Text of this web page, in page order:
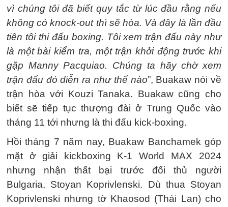
vì chúng tôi đã biết quy tắc từ lúc đầu rằng nếu
không có knock-out thì sẽ hòa. Và đây là lần đầu
tiên tôi thi đấu boxing. Tôi xem trận đấu này như
là một bài kiểm tra, một trận khởi động trước khi
gặp Manny Pacquiao. Chúng ta hãy chờ xem
trận đấu đó diễn ra như thế nào”, Buakaw nói về
trận hòa với Kouzi Tanaka. Buakaw cũng cho
biết sẽ tiếp tục thượng đài ở Trung Quốc vào
tháng 11 tới nhưng là thi đấu kick-boxing.
Hồi tháng 7 năm nay, Buakaw Banchamek góp
mặt ở giải kickboxing K-1 World MAX 2024
nhưng nhận thất bại trước đối thủ người
Bulgaria, Stoyan Koprivlenski. Dù thua Stoyan
Koprivlenski nhưng tờ Khaosod (Thái Lan) cho